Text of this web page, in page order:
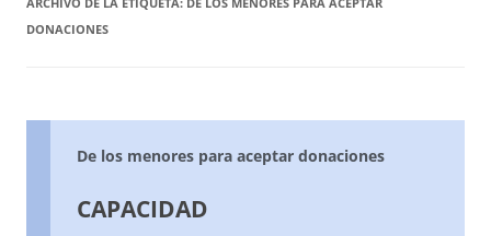
DONACIONES
De los menores para aceptar donaciones
CAPACIDAD